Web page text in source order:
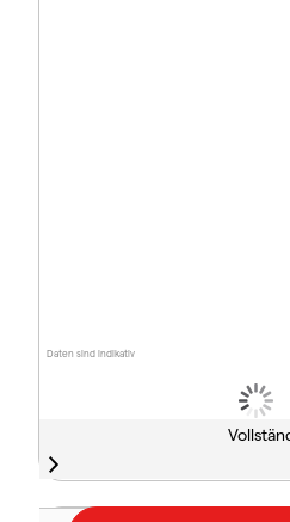
Daten sind indikativ